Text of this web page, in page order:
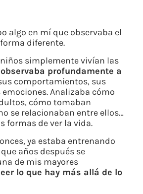
algo en mí que observaba el
diferente.
simplemente vivían las
observaba profundamente a
comportamientos, sus
Analizaba cómo
cómo tomaban
se relacionaban entre ellos…
formas de ver la vida.
ya estaba entrenando
años después se
de mis mayores
lo que hay más allá de lo